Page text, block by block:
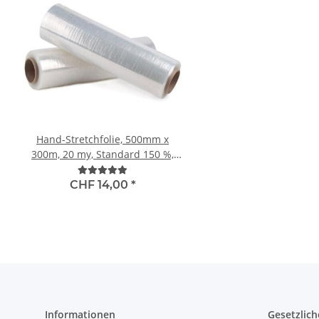
Hand-Stretchfolie, 500mm x
300m, 20 my, Standard 150 %,
transparent
CHF 14,00 *
Informationen